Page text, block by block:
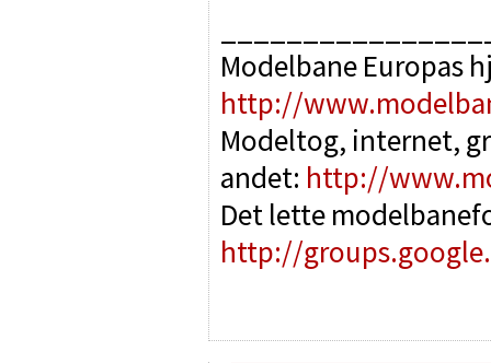
Modelbane Europas
http://
Modeltog, internet,
andet: http://
Det lette
http://